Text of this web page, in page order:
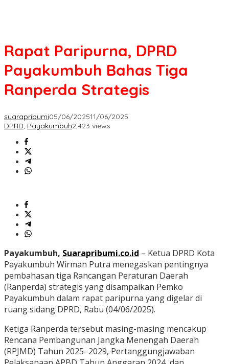
Rapat Paripurna, DPRD
Payakumbuh Bahas Tiga
Ranperda Strategis
suarapribumi05/06/202511/06/2025
DPRD, Payakumbuh2,423 views
Payakumbuh, Suarapribumi.co.id – Ketua DPRD Kota
Payakumbuh Wirman Putra menegaskan pentingnya
pembahasan tiga Rancangan Peraturan Daerah
(Ranperda) strategis yang disampaikan Pemko
Payakumbuh dalam rapat paripurna yang digelar di
ruang sidang DPRD, Rabu (04/06/2025).
Ketiga Ranperda tersebut masing-masing mencakup
Rencana Pembangunan Jangka Menengah Daerah
(RPJMD) Tahun 2025–2029, Pertanggungjawaban